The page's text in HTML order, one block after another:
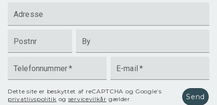
Adresse
Postnr By
Telefonnummer* E-mail *
Dette site er beskyttet af reCAPTCHA og Google’s
privatlivspolitik og servicevilkår gælder. Send